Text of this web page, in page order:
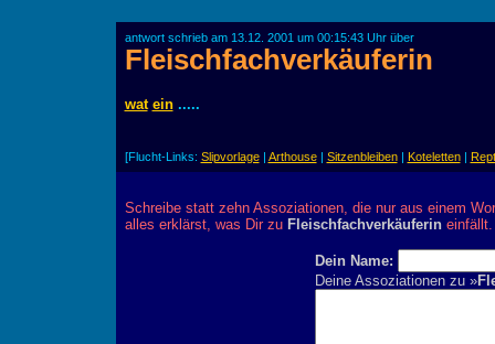
antwort schrieb am 13.12. 2001 um 00:15:43 Uhr über
Fleischfachverkäuferin
wat ein.....
[Flucht-Links: Slipvorlage| Arthouse| Sitzenbleiben| Koteletten|
Schreibe statt zehn Assoziationen, die nur aus einem
alles erklärst, was Dir zu Fleischfachverkäuferineinfällt.
Dein Name:
Deine Assoziationen zu »